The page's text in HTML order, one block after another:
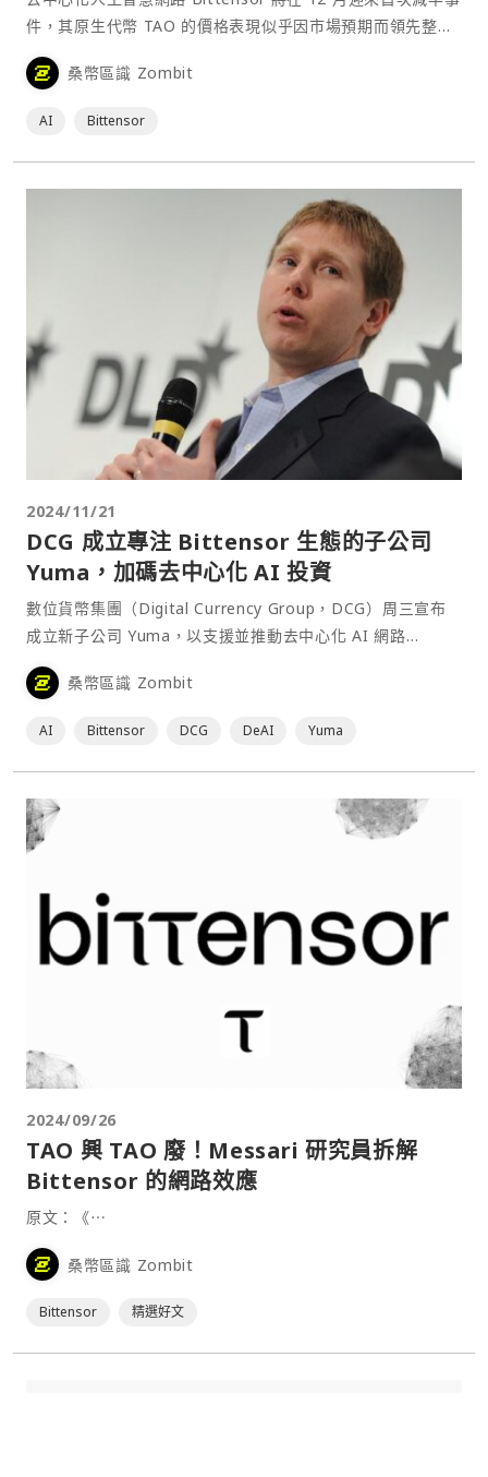
件，其原生代幣 TAO 的價格表現似乎因市場預期而領先整個
桑幣區識 Zombit
AI Bittensor
2024/11/21
DCG 成立專注 Bittensor 生態的子公司
Yuma，加碼去中心化 AI 投資
數位貨幣集團（Digital Currency Group，DCG）周三宣布
成立新子公司 Yuma，以支援並推動去中心化 AI 網路
Bittensor 的發展。⋯
桑幣區識 Zombit
AI Bittensor DCG DeAI Yuma
2024/09/26
TAO 興 TAO 廢！Messari 研究員拆解
Bittensor 的網路效應
原文：《⋯
桑幣區識 Zombit
Bittensor 精選好文